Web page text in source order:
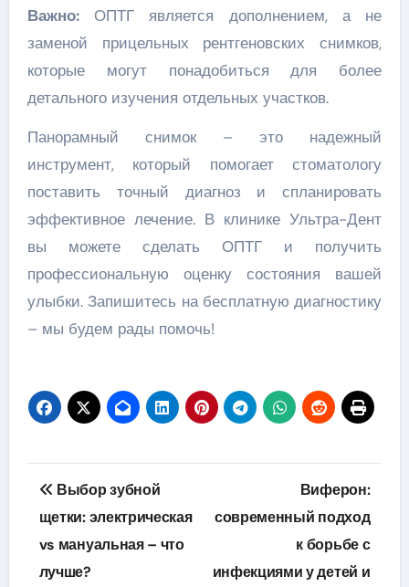
Важно:ОПТГ является дополнением, а не
заменой прицельных рентгеновских снимков,
которые могут понадобиться для более
детального изучения отдельных участков.
Панорамный снимок – это надежный
инструмент, который помогает стоматологу
поставить точный диагноз и спланировать
эффективное лечение. В клинике Ультра-Дент
вы можете сделать ОПТГ и получить
профессиональную оценку состояния вашей
улыбки. Запишитесь на бесплатную диагностику
– мы будем рады помочь!
Навигация
по
записям
Выбор зубной
щетки: электрическая
vs мануальная – что
лучше?
Виферон:
современный подход
к борьбе с
инфекциями у детей и